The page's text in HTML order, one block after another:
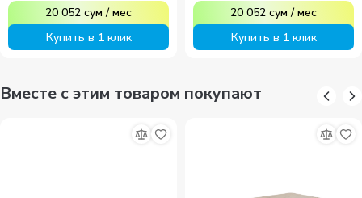
20 052 сум /мес
Купить в 1 клик
20 052 сум /мес
Купить в 1 клик
Вместе с этим товаром покупают